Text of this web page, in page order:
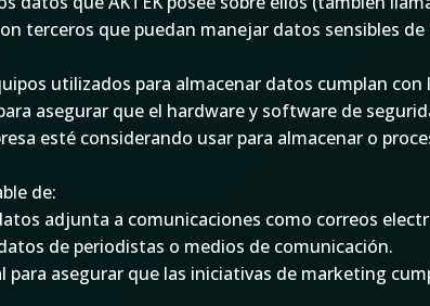
terceros que puedan manejar datos sensibles de
utilizados para almacenar datos cumplan
asegurar que el hardware y software de
esté considerando usar para almacenar o
de:
adjunta a comunicaciones como correos
de periodistas o medios de comunicación.
asegurar que las iniciativas de marketing